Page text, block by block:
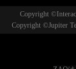
Copyright
Copyright ©Jupiter